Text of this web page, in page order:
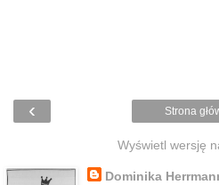
‹ Strona
Wyświetl wersję
Dominika